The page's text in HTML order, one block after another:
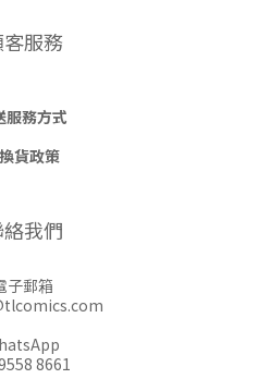
服務
服務方式
貨政策
我們
郵箱
8661